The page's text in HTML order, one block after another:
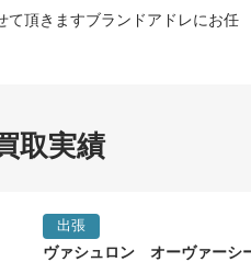
て頂きますブランドアドレにお任
取実績
出張
ヴァシュロン オーヴァーシ